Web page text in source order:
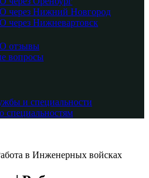
через Нижний Новгород
через Нижневартовск
отзывы
вопросы
и специальности
специальностям
в Инженерных войсках